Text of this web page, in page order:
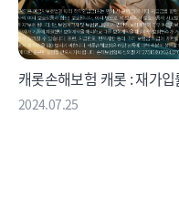
캐롯손해보험 캐롯 : 재가입
2024.07.25